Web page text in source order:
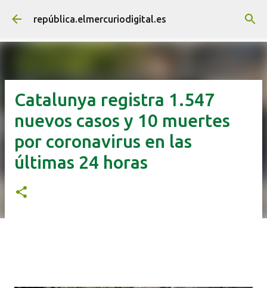
Ir al contenido principal
república.elmercuriodigital.es
Catalunya registra 1.547
nuevos casos y 10 muertes
por coronavirus en las
últimas 24 horas